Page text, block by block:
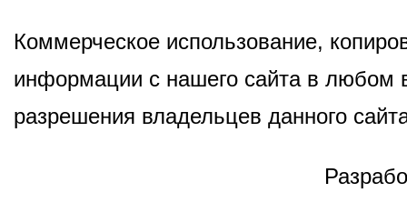
Коммерческое использование,
информации с нашего сайта в любом
разрешения владельцев данного